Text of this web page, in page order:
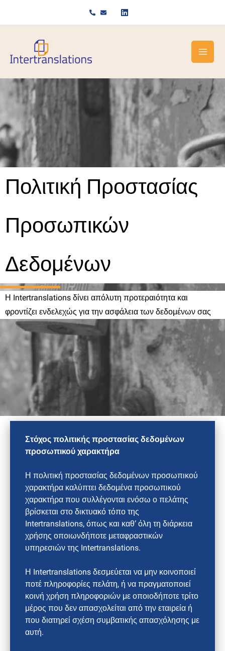
Πολιτική Προστασίας
Προσωπικών
Δεδομένων
Η Intertranslations δίνει απόλυτη προτεραιότητα και
φροντίζει ενδελεχώς για την ασφάλεια των δεδομένων σας
Στόχος πολιτικής προστασίας δεδομένων
προσωπικού χαρακτήρα
Η πολιτική προστασίας δεδομένων προσωπικού
χαρακτήρα καλύπτει δεδομένα προσωπικού
χαρακτήρα που συλλέγονται ενόσω ο πελάτης
βρίσκεται στο δικτυακό τόπο της
Intertranslations, όπως και καθ’ όλη τη διάρκεια
χρήσης οποιωνδήποτε μεταφραστικών
υπηρεσιών της Intertranslations.
Η Intertranslations δεσμεύεται να μην κοινοποιεί
ποτέ πληροφορίες πελάτη, ή να πραγματοποιεί
κοινή χρήση πληροφοριών με οποιοδήποτε τρίτο
μέρος που δεν απασχολείται από την εταιρεία ή
που διατηρεί σχέση συμβατικής απασχόλησης με
αυτή.